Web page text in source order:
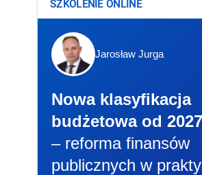
SZKOLENIE ONLINE
Jarosław Jurga
Nowa klasyfikacja
budżetowa od
– reforma finansów
publicznych w